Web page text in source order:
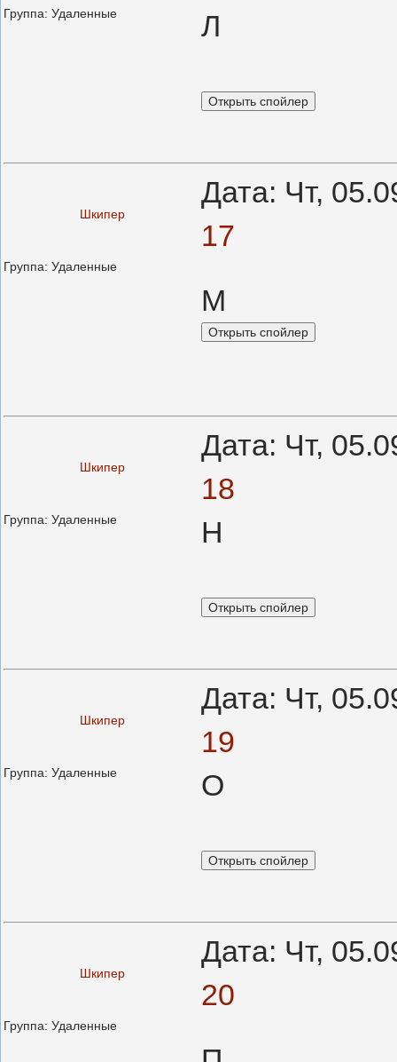
Группа: Удаленные Л
Шкипер
Дата: Чт,
17
Группа: Удаленные
М
Шкипер
Дата: Чт,
18
Группа: Удаленные Н
Шкипер
Дата: Чт,
19
Группа: Удаленные О
Шкипер
Дата: Чт,
20
Группа: Удаленные